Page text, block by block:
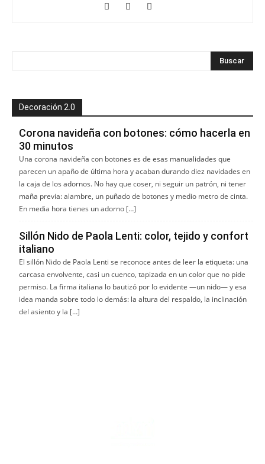
Decoración 2.0
Corona navideña con botones: cómo hacerla en
30 minutos
Una corona navideña con botones es de esas manualidades que
parecen un apaño de última hora y acaban durando diez navidades en
la caja de los adornos. No hay que coser, ni seguir un patrón, ni tener
maña previa: alambre, un puñado de botones y medio metro de cinta.
En media hora tienes un adorno […]
Sillón Nido de Paola Lenti: color, tejido y confort
italiano
El sillón Nido de Paola Lenti se reconoce antes de leer la etiqueta: una
carcasa envolvente, casi un cuenco, tapizada en un color que no pide
permiso. La firma italiana lo bautizó por lo evidente —un nido— y esa
idea manda sobre todo lo demás: la altura del respaldo, la inclinación
del asiento y la […]